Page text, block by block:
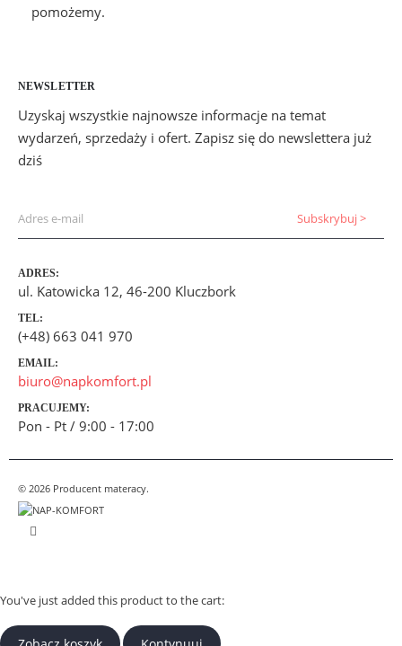
pomożemy.
NEWSLETTER
Uzyskaj wszystkie najnowsze informacje na temat
wydarzeń, sprzedaży i ofert. Zapisz się do newslettera już
dziś
ADRES:
ul. Katowicka 12, 46-200 Kluczbork
TEL:
(+48) 663 041 970
EMAIL:
biuro@napkomfort.pl
PRACUJEMY:
Pon - Pt / 9:00 - 17:00
© 2026 Producent materacy.
You've just added this product to the cart: